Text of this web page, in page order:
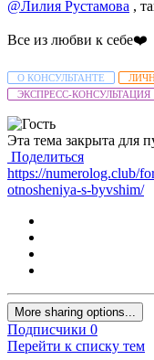
@Лилия Рустамова ,
Все из любви к себе❤️
О КОНСУЛЬТАНТЕ
ЭКСПРЕСС-КОНСУЛЬТАЦИЯ
Эта тема закрыта для
Поделиться
https://numerolog.club/
otnosheniya-s-byvshim/
More sharing options...
Подписчики 0
Перейти к списку тем